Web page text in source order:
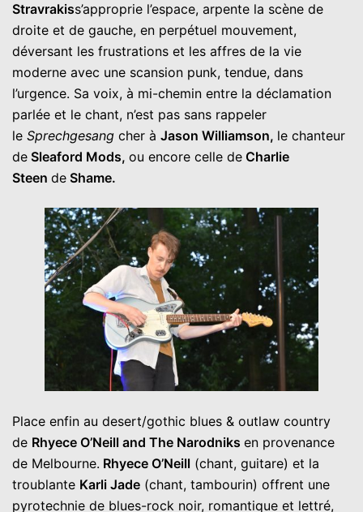
Stravrakiss’approprie l’espace, arpente la scène de
droite et de gauche, en perpétuel mouvement,
déversant les frustrations et les affres de la vie
moderne avec une scansion punk, tendue, dans
l’urgence. Sa voix, à mi-chemin entre la déclamation
parlée et le chant, n’est pas sans rappeler
le Sprechgesang cher à Jason Williamson, le chanteur
de Sleaford Mods, ou encore celle de Charlie
Steen de Shame.
Place enfin au desert/gothic blues & outlaw country
de Rhyece O’Neill and The Narodniks en provenance
de Melbourne. Rhyece O’Neill (chant, guitare) et la
troublante Karli Jade (chant, tambourin) offrent une
pyrotechnie de blues-rock noir, romantique et lettré,